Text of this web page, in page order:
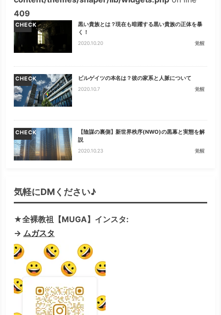
409
CHECK
黒い貴族とは？現在も暗躍する黒い貴族の正体を暴
く！
2020.10.20 覚醒
CHECK ビルゲイツの本名は？彼の家系と人脈について
2020.10.7 覚醒
CHECK
【陰謀の裏側】新世界秩序(NWO)の黒幕と実態を解
説
2020.10.23 覚醒
気軽にDMください♪
★全裸教祖【MUGA】インスタ:
→ ムガスタ